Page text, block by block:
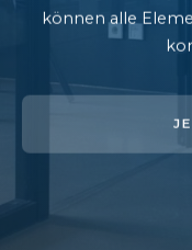
können alle